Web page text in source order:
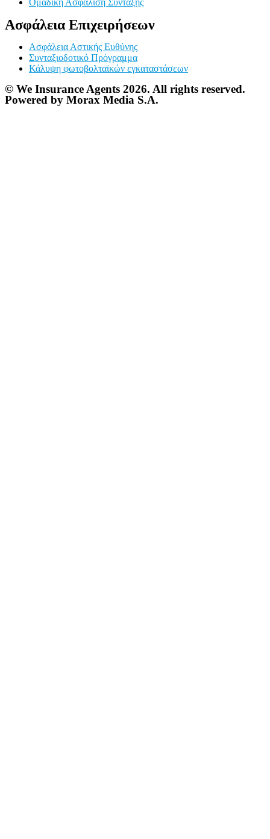
Ομαδική Ασφάλιση Σύνταξης
Ασφάλεια Επιχειρήσεων
Ασφάλεια Αστικής Ευθύνης
Συνταξιοδοτικό Πρόγραμμα
Κάλυψη φωτοβολταϊκών εγκαταστάσεων
© We Insurance Agents 2026. All rights reserved.
Powered by Morax Media S.A.